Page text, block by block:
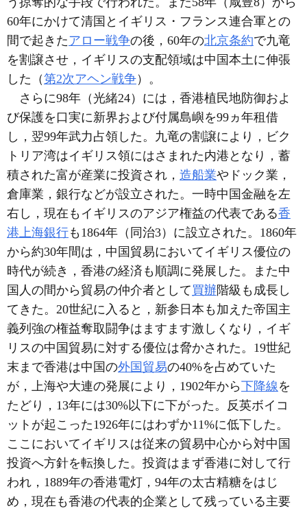
60年にかけて清国とイギリス・フランス連合軍との
間で起きたアロー戦争の後，60年の北京条約で九竜
を割譲させ，イギリスの支配領域は中国本土に伸張
した（第2次アヘン戦争）。
さらに98年（光緒24）には，香港植民地防御およ
び保護を口実に新界および付属島嶼を99ヵ年租借
し，翌99年武力占領した。九竜の割譲により，ビク
トリア湾はイギリス領にはさまれた内港となり，蓄
積された富が産業に投資され， 造船業やドック業，
倉庫業，銀行などが設立された。一時中国金融を左
右し，現在もイギリスのアジア権益の代表である香
港上海銀行も1864年（同治3）に設立された。1860年
から約30年間は，中国貿易においてイギリス優位の
時代が続き，香港の経済も順調に発展した。また中
国人の間から貿易の仲介者として買辦階級も成長し
てきた。20世紀に入ると，新参日本も加えた帝国主
義列強の権益奪取闘争はますます激しくなり，イギ
リスの中国貿易に対する優位は脅かされた。19世紀
末まで香港は中国の外国貿易の40%を占めていた
が，上海や大連の発展により，1902年から下降線を
たどり，13年には30%以下に下がった。反英ボイコ
ットが起こった1926年にはわずか11%に低下した。
ここにおいてイギリスは従来の貿易中心から対中国
投資へ方針を転換した。投資はまず香港に対して行
われ，1889年の香港電灯，94年の太古精糖をはじ
め，現在も香港の代表的企業として残っている主要